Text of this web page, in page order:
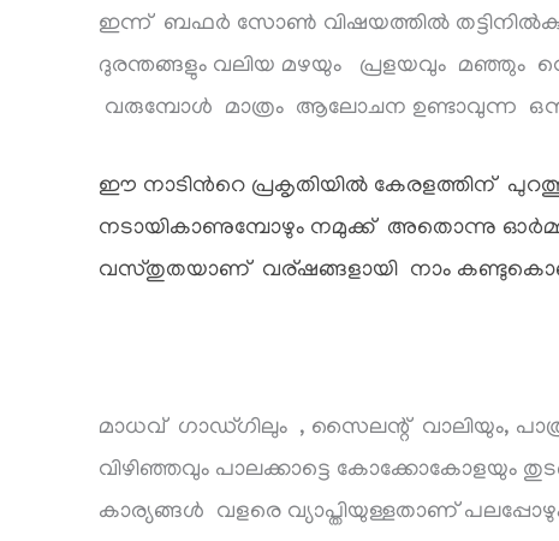
ഇന്ന് ബഫർ സോൺ വിഷയത്തിൽ
ദുരന്തങ്ങളും വലിയ മഴയും പ്രളയവും മഞ്ഞും
വരുമ്പോൾ മാത്രം ആലോചന ഉണ്ടാവുന്ന
ഈ നാടിൻറെ പ്രകൃതിയിൽ കേരളത്തിന്
നടായികാണുമ്പോഴും നമുക്ക് അതൊന്നു
വസ്തുതയാണ് വര്ഷങ്ങളായി നാം
മാധവ് ഗാഡ്ഗിലും , സൈലന്റ് വാലിയും,
വിഴിഞ്ഞവും പാലക്കാട്ടെ കോക്കോകോളയും
കാര്യങ്ങൾ വളരെ വ്യാപ്തിയുള്ളതാണ്